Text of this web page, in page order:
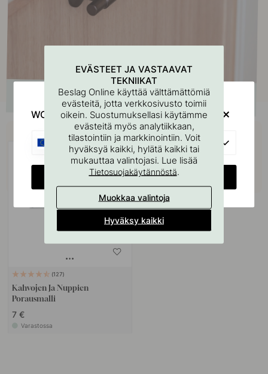
Osta yhdessä
127
Kahvojen Ja Nuppien
Porausmalli
7 €
Varastossa
EVÄSTEET JA VASTAAVAT
TEKNIIKAT
Beslag Online käyttää välttämättömiä
evästeitä, jotta verkkosivusto toimii
oikein. Suostumuksellasi käytämme
evästeitä myös analytiikkaan,
tilastointiin ja markkinointiin. Voit
hyväksyä kaikki, hylätä kaikki tai
mukauttaa valintojasi. Lue lisää
Tietosuojakäytännöstä.
Muokkaa valintoja
Hyväksy kaikki
WOULD YOU RATHER VISIT?
EU
CHANGE COUNTRY